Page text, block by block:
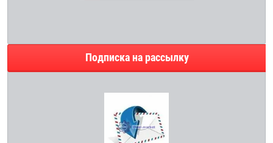
Подписка на рассылку